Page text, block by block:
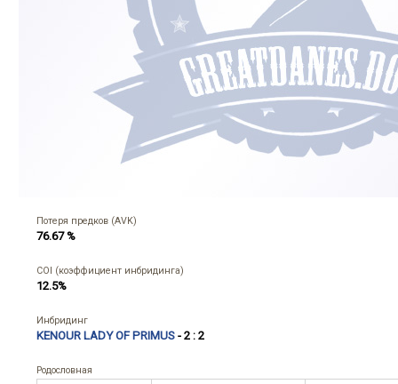
Потеря предков (AVK)
76.67 %
COI (коэффициент инбридинга)
12.5%
Инбридинг
KENOUR LADY OF PRIMUS - 2 : 2
Родословная